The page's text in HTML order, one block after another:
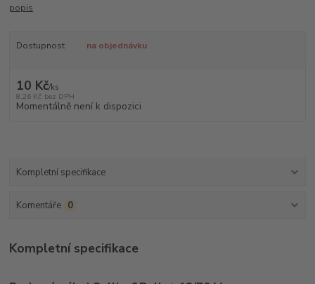
popis
Dostupnost na objednávku
10 Kč/ks
8,26 Kč bez DPH
Momentálně není k dispozici
Kompletní specifikace
Komentáře 0
Kompletní specifikace